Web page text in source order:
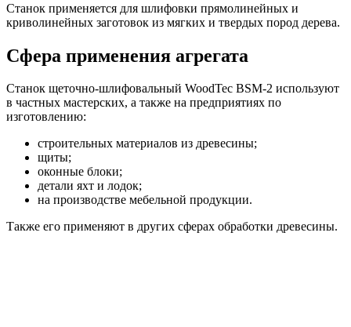
Станок применяется для шлифовки прямолинейных и
криволинейных заготовок из мягких и твердых пород дерева.
Сфера применения агрегата
Станок щеточно-шлифовальный WoodTec BSM-2 используют
в частных мастерских, а также на предприятиях по
изготовлению:
строительных материалов из древесины;
щиты;
оконные блоки;
детали яхт и лодок;
на производстве мебельной продукции.
Также его применяют в других сферах обработки древесины.